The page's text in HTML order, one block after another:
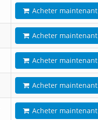
Acheter maintenant
Acheter maintenant
Acheter maintenant
Acheter maintenant
Acheter maintenant